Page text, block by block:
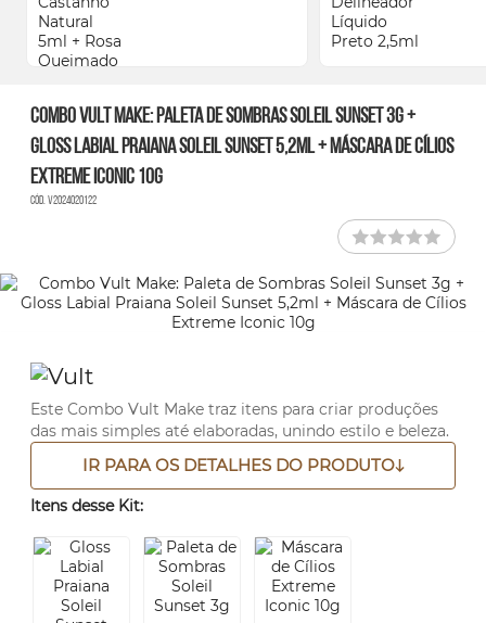
Combo Vult Make: Paleta de Sombras Soleil Sunset 3g +
Gloss Labial Praiana Soleil Sunset 5,2ml + Máscara de Cílios
Extreme Iconic 10g
Cód. V2024020122
Este Combo Vult Make traz itens para criar produções
das mais simples até elaboradas, unindo estilo e beleza.
IR PARA OS DETALHES DO PRODUTO
Itens desse Kit: